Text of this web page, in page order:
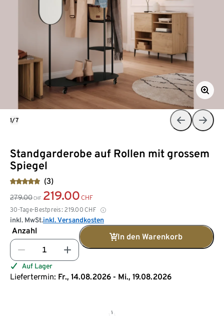
Standgarderobe auf Rollen mit grossem
Spiegel
(3)
279.00 CHF 219.00 CHF
30-Tage-Bestpreis: 219.00 CHF
inkl. MwSt.inkl. Versandkosten
Anzahl
In den Warenkorb
Auf Lager
Liefertermin: Fr., 14.08.2026 - Mi., 19.08.2026
1/7